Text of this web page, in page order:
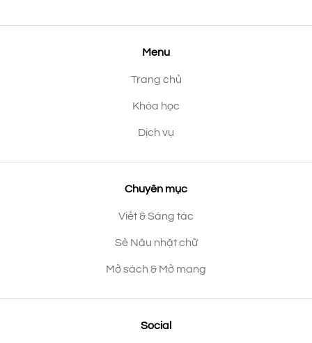
Menu
Trang chủ
Khóa học
Dịch vụ
Chuyên mục
Viết & Sáng tác
Sẻ Nâu nhặt chữ
Mở sách & Mở mang
Social